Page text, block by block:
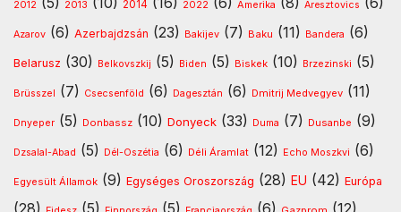
2012 2013 2014 2022 Amerika Aresztovics
Azarov (6) Azerbajdzsán (23) Bakijev (7) Baku (11) Bandera (6)
Belarusz (30) Belkovszkij (5) Biden (5) Biskek (10) Brzezinski (5)
Brüsszel (7) Csecsenföld (6) Dagesztán (6) Dmitrij Medvegyev (11)
Dnyeper (5) Donbassz (10) Donyeck (33) Duma (7) Dusanbe (9)
Dzsalal-Abad (5) Dél-Oszétia (6) Déli Áramlat (12) Echo Moszkvi (6)
Egyesült Államok (9) Egységes Oroszország (28) EU (42) Európa